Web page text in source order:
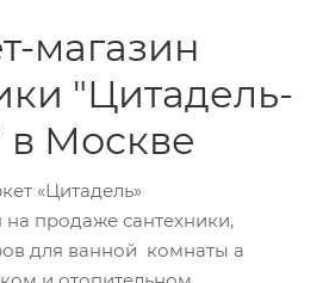
магазин
"Цитадель-
Москве
«Цитадель»
на продаже сантехники,
для ванной комнаты а